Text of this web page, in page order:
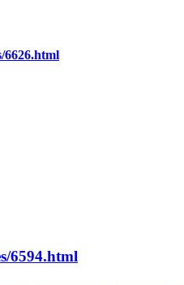
6626.html
6594.html